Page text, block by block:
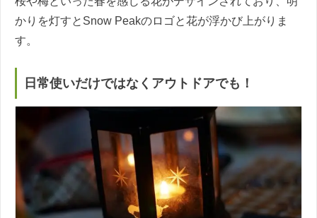
かりを灯すとSnow Peakのロゴと花が浮かび上がりま
す。
日常使いだけではなくアウトドアでも！